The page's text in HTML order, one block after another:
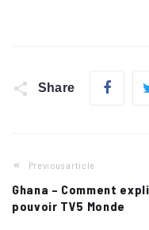
Share
Previous article
Ghana – Comment
pouvoir TV5 Monde